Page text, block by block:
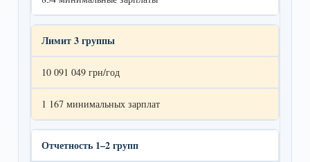
Лимит 3 группы
10 091 049 грн/год
1 167 минимальных зарплат
Отчетность 1–2 групп